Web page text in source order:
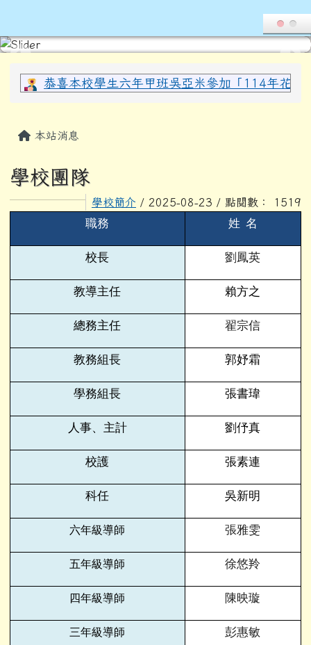
花蓮縣光復鄉西富國民小學全球資
上中區域內容
恭喜本校學生六年甲班吳亞米參加「114年花
本站消息
學校團隊
學校簡介 / 2025-08-23 / 點閱數： 1519
職務 姓 名
校長 劉鳳英
教導主任 賴方之
總務主任 翟宗信
教務組長 郭妤霜
學務組長 張書瑋
人事、主計 劉伃真
校護 張素連
科任 吳新明
六年級導師 張雅雯
五年級導師 徐悠羚
四年級導師 陳映璇
三年級導師 彭惠敏
頁尾區域